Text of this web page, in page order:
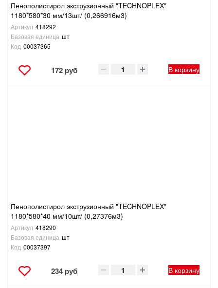
Пенополистирол экструзионный "TECHNOPLEX"
1180*580*30 мм/13шт/ (0,266916м3)
Артикул 418292
Базовая единица шт
Код 00037365
172 руб В корзину
Пенополистирол экструзионный "TECHNOPLEX"
1180*580*40 мм/10шт/ (0,27376м3)
Артикул 418290
Базовая единица шт
Код 00037397
234 руб В корзину